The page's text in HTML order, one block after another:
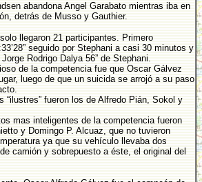
abandona Angel Garabato mientras iba en
detrás de Musso y Gauthier.
llegaron 21 participantes. Primero
seguido por Stephani a casi 30 minutos y
Rodrigo Dalya 56” de Stephani.
de la competencia fue que Oscar Gálvez
luego de que un suicida se arrojó a su paso
“ilustres” fueron los de Alfredo Pián, Sokol y
mas inteligentes de la competencia fueron
y Domingo P. Alcuaz, que no tuvieron
ya que su vehículo llevaba dos
camión y sobrepuesto a éste, el original del